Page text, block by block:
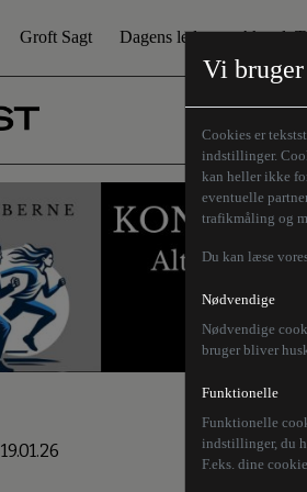
Vi
Cookies er
indstillinger.
kan heller ikke
eventuelle
trafikmåling og
Du kan læse
Nødvendige
Nødvendige
bruger bliver
Funktionelle
Funktionelle
indstillinger, du
F.eks. dine
Groft Sagt Dagens leder Aktuelt
Den
19.01.26